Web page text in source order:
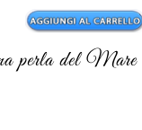
perla del Mare